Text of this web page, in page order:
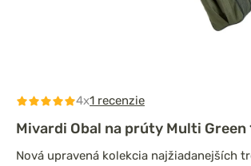
4x1 recenzie
Mivardi Obal na prúty Multi Green
Nová upravená kolekcia najžiadanejších